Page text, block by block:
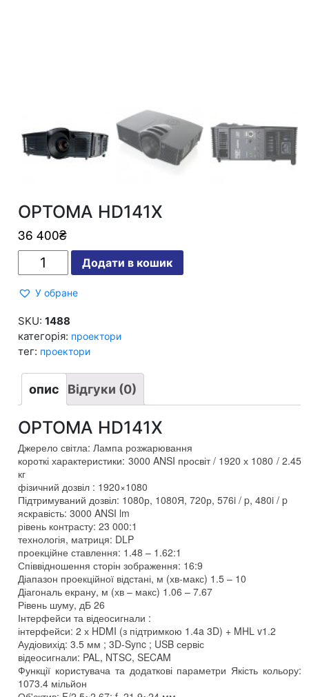
OPTOMA HD141X
36 400₴
кількість
Додати в кошик
У обране
SKU:1488
категорія: проектори
тег: проектори
опис Відгуки (0)
OPTOMA HD141X
Джерело світла: Лампа розжарювання
короткі характеристики: 3000 ANSI просвіт / 1920 х 1080 / 2.45
кг
фізичний дозвіл : 1920×1080
Підтримуваний дозвіл: 1080р, 1080Я, 720р, 576i / p, 480i / p
яскравість: 3000 ANSI lm
рівень контрасту: 23 000:1
технологія, матриця: DLP
проекційне ставлення: 1.48 – 1.62:1
Співвідношення сторін зображення: 16:9
Діапазон проекційної відстані, м (хв-макс) 1.5 – 10
Діагональ екрану, м (хв – макс) 1.06 – 7.67
Рівень шуму, дБ 26
Інтерфейси та відеосигнали :
інтерфейси: 2 х HDMI (з підтримкою 1.4a 3D) + MHL v1.2
Аудіовихід: 3.5 мм ; 3D-Sync ; USB сервіс
відеосигнали: PAL, NTSC, SECAM
Функції користувача та додаткові параметри Якість кольору:
1073.4 мільйон